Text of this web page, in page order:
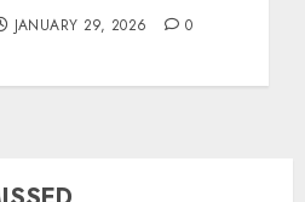
JANUARY 29, 2026 0